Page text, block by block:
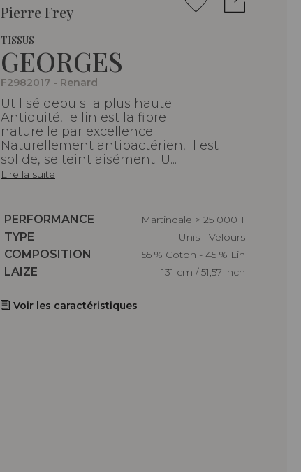
Pierre Frey
TISSUS
GEORGES
F2982017 - Renard
Utilisé depuis la plus haute
Antiquité, le lin est la fibre
naturelle par excellence.
Naturellement antibactérien, il est
solide, se teint aisément. U...
Lire la suite
Caractéristiques
PERFORMANCE
Martindale > 25 000 T
Caractéristiques
TYPE
Unis - Velours
Caractéristiques
COMPOSITION
55 % Coton - 45 % Lin
Caractéristiques
LAIZE 131 cm / 51,57 inch
Voir les caractéristiques